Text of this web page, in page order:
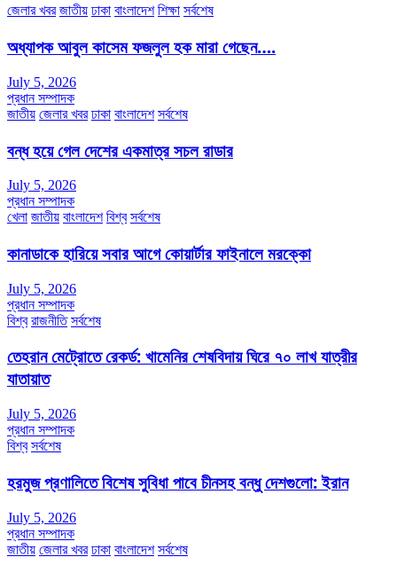
জেলার খবর জাতীয় ঢাকা বাংলাদেশ শিক্ষা সর্বশেষ
অধ্যাপক আবুল কাসেম ফজলুল হক মারা গেছেন….
July 5, 2026
প্রধান সম্পাদক
জাতীয় জেলার খবর ঢাকা বাংলাদেশ সর্বশেষ
বন্ধ হয়ে গেল দেশের একমাত্র সচল রাডার
July 5, 2026
প্রধান সম্পাদক
খেলা জাতীয় বাংলাদেশ বিশ্ব সর্বশেষ
কানাডাকে হারিয়ে সবার আগে কোয়ার্টার ফাইনালে মরক্কো
July 5, 2026
প্রধান সম্পাদক
বিশ্ব রাজনীতি সর্বশেষ
তেহরান মেট্রোতে রেকর্ড: খামেনির শেষবিদায় ঘিরে ৭০ লাখ যাত্রীর
যাতায়াত
July 5, 2026
প্রধান সম্পাদক
বিশ্ব সর্বশেষ
হরমুজ প্রণালিতে বিশেষ সুবিধা পাবে চীনসহ বন্ধু দেশগুলো: ইরান
July 5, 2026
প্রধান সম্পাদক
জাতীয় জেলার খবর ঢাকা বাংলাদেশ সর্বশেষ